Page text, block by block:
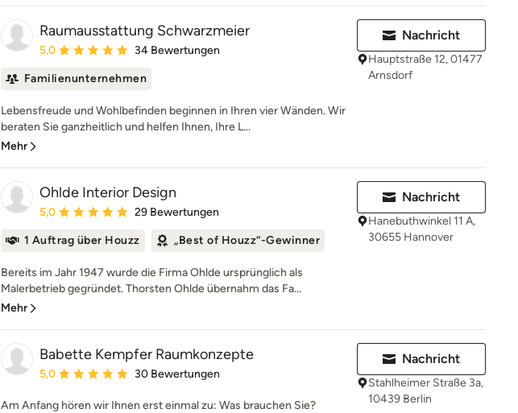
Raumausstattung Schwarzmeier
Durchschnittliche Bewertung: 5 von 5 Sternen
5,0 34 Bewertungen
Familienunternehmen
Lebensfreude und Wohlbefinden beginnen in Ihren vier Wänden. Wir
beraten Sie ganzheitlich und helfen Ihnen, Ihre L...
Mehr
Nachricht
Hauptstraße 12, 01477
Arnsdorf
Ohlde Interior Design
Durchschnittliche Bewertung: 5 von 5 Sternen
5,0 29 Bewertungen
1 Auftrag über Houzz „Best of Houzz“-Gewinner
Bereits im Jahr 1947 wurde die Firma Ohlde ursprünglich als
Malerbetrieb gegründet. Thorsten Ohlde übernahm das Fa...
Mehr
Nachricht
Hanebuthwinkel 11 A,
30655 Hannover
Babette Kempfer Raumkonzepte
Durchschnittliche Bewertung: 5 von 5 Sternen
5,0 30 Bewertungen
Am Anfang hören wir Ihnen erst einmal zu: Was brauchen Sie?
Nachricht
Stahlheimer Straße 3a,
10439 Berlin